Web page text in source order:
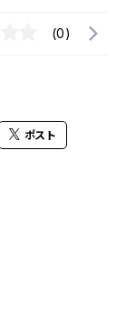
(0)
ポスト